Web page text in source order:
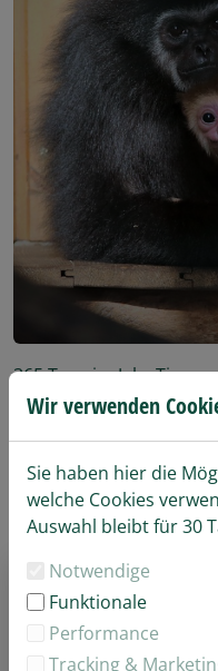
365 Tage im Jahr Tiere
Jahreskarte.
Unsere Jahreskarte
Kinder im Alter von 3-
Bitte wählen Sie Ihre
Jahreskarte Familie
Wir verwenden
Sie haben hier die
welche Cookies
Auswahl bleibt für 30
Notwendige
Funktionale
Performance
Tracking &